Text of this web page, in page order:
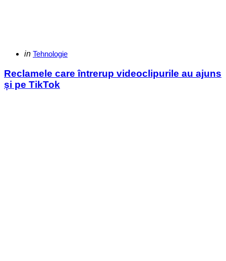
Categories
Posted
in Tehnologie
Reclamele care întrerup videoclipurile au ajuns
și pe TikTok